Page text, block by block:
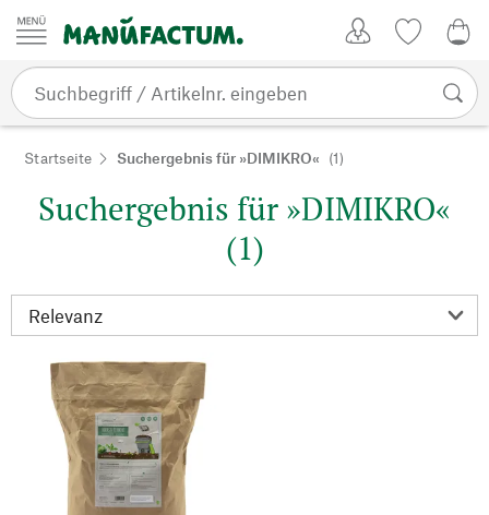
Zum Inhalt springen
Startseite Suchergebnis für »DIMIKRO« (1)
Suchergebnis für »DIMIKRO«
(1)